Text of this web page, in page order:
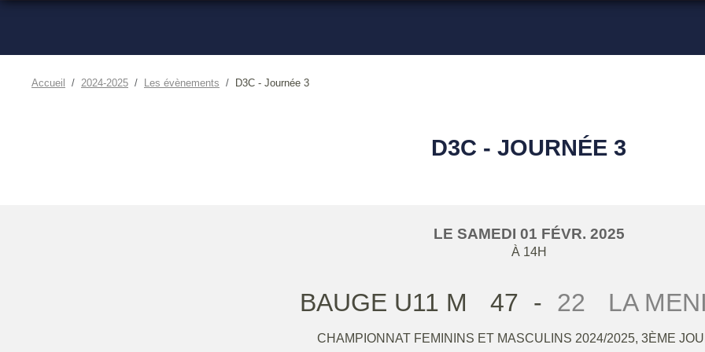
Accueil 2024-2025 Les évènements D3C - Journée 3
D3C - JOURNÉE 3
LE SAMEDI 01 FÉVR. 2025
À 14H
BAUGE U11 M 47 - 22 LA
CHAMPIONNAT FEMININS ET MASCULINS 2024/2025, 3ÈME